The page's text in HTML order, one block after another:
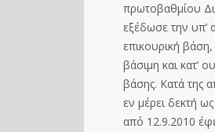
πρωτοβαθμίου
εξέδωσε την υπ’
επικουρική
βάσιμη και κατ’
βάσης. Κατά της
εν μέρει δεκτή
από 12.9.2010